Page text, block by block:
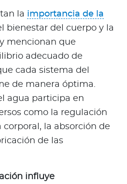
la importancia de la
bienestar del cuerpo y la
mencionan que
adecuado de
cada sistema del
de manera óptima.
agua participa en
como la regulación
la absorción de
de las
influye